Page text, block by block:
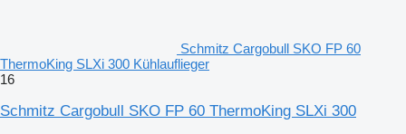
Schmitz Cargobull SKO FP 60
ThermoKing SLXi 300 Kühlauflieger
16
Schmitz Cargobull SKO FP 60 ThermoKing SLXi 300